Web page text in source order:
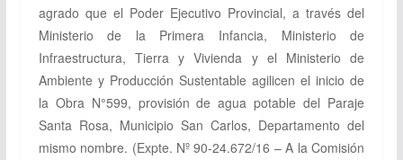
agrado que el Poder Ejecutivo Provincial, a través del
Ministerio de la Primera Infancia, Ministerio de
Infraestructura, Tierra y Vivienda y el Ministerio de
Ambiente y Producción Sustentable agilicen el inicio de
la Obra N°599, provisión de agua potable del Paraje
Santa Rosa, Municipio San Carlos, Departamento del
mismo nombre. (Expte. Nº 90-24.672/16 – A la Comisión